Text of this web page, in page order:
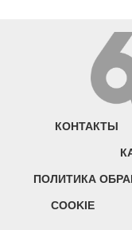
КОНТАКТЫ
ПОЛИТИКА
COOKIE